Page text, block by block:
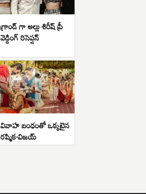
గ్రాండ్ గా అల్లు శిరీష్ ప్రీ
వెడ్డింగ్ రిసెప్షన్
వివాహ బంధంతో ఒక్కటైన
రష్మిక-విజయ్